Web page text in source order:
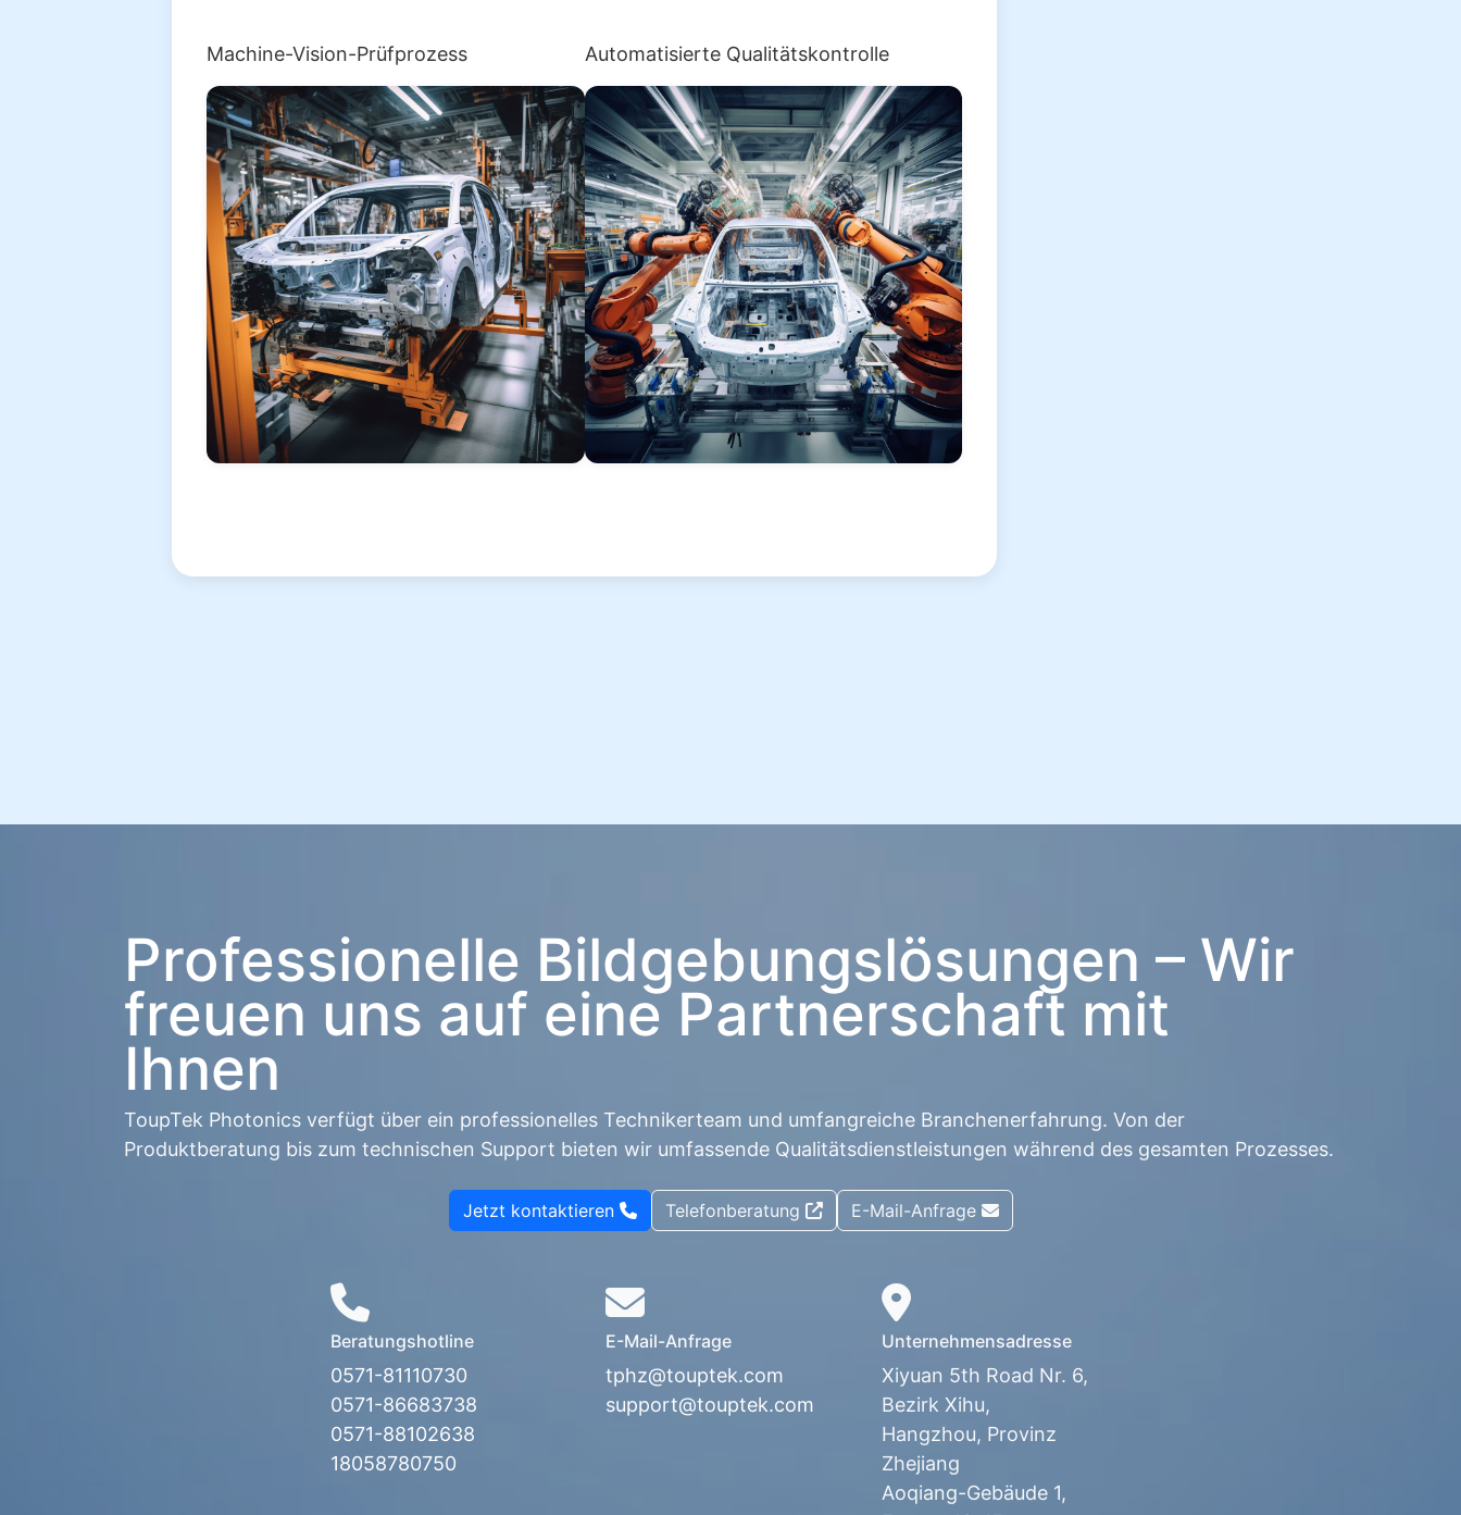
Machine-Vision-Prüfprozess Automatisierte Qualitätskontrolle
Professionelle Bildgebungslösungen – Wir
freuen uns auf eine Partnerschaft mit
Ihnen
ToupTek Photonics verfügt über ein professionelles Technikerteam und umfangreiche Branchenerfahrung. Von der
Produktberatung bis zum technischen Support bieten wir umfassende Qualitätsdienstleistungen während des gesamten Prozesses.
Jetzt kontaktieren Telefonberatung E-Mail-Anfrage
Beratungshotline
0571-81110730
0571-86683738
0571-88102638
18058780750
E-Mail-Anfrage
tphz@touptek.com
support@touptek.com
Unternehmensadresse
Xiyuan 5th Road Nr. 6,
Bezirk Xihu,
Hangzhou, Provinz
Zhejiang
Aoqiang-Gebäude 1,